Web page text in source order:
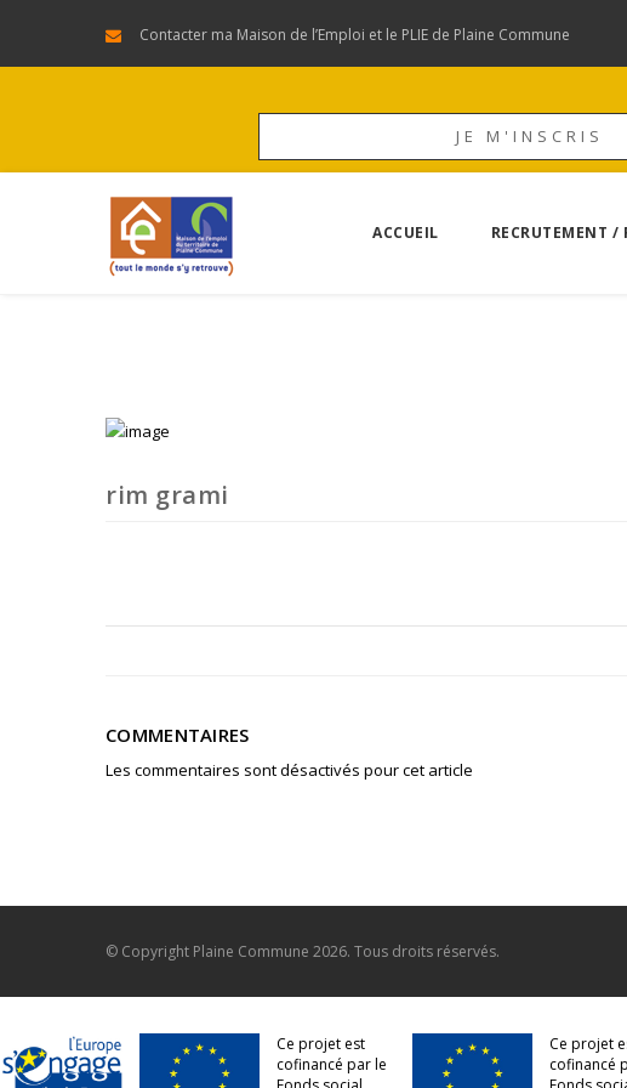
Contacter ma Maison de l’Emploi et le PLIE de Plaine Commune
JE M'INSCRIS
ACCUEIL RECRUTEMENT /
rim grami
COMMENTAIRES
Les commentaires sont désactivés pour cet article
© Copyright Plaine Commune 2026. Tous droits réservés.
Ce projet est
cofinancé par le
Ce projet
cofinancé